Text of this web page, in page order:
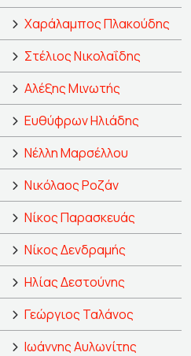
Χαράλαμπος Πλακούδης
Στέλιος Νικολαΐδης
Αλέξης Μινωτής
Ευθύφρων Ηλιάδης
Νέλλη Μαρσέλλου
Νικόλαος Ροζάν
Νίκος Παρασκευάς
Νίκος Δενδραμής
Ηλίας Δεστούνης
Γεώργιος Ταλάνος
Ιωάννης Αυλωνίτης